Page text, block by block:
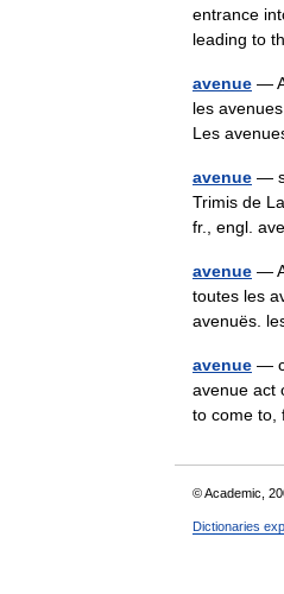
entrance
leading to
avenue —
les
Les
avenue —
Trimis de
fr., engl.
avenue —
toutes les
avenuës.
avenue —
avenue act
to come
© Academic,
Dictionaries